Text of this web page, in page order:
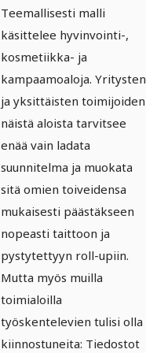
Teemallisesti malli
käsittelee hyvinvointi-,
kosmetiikka- ja
kampaamoaloja. Yritysten
ja yksittäisten toimijoiden
näistä aloista tarvitsee
enää vain ladata
suunnitelma ja muokata
sitä omien toiveidensa
mukaisesti päästäkseen
nopeasti taittoon ja
pystytettyyn roll-upiin.
Mutta myös muilla
toimialoilla
työskentelevien tulisi olla
kiinnostuneita: Tiedostot